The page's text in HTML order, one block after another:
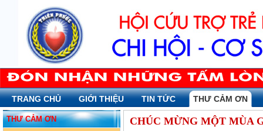
TRANG CHỦ GIỚI THIỆU TIN TỨC THƯ CẢM ƠN
THƯ CẢM ƠN CHÚC MỪNG MỘT MÙA